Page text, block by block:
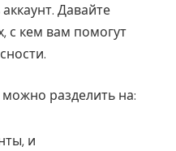
Давайте
с кем вам помогут
разделить на:
и